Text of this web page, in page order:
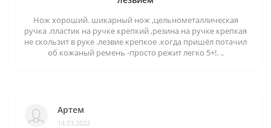
Нож хороший. шикарный нож ,цельнометаллическая
ручка .пластик на ручке крепкий ,резина на ручке крепкая
не скользит в руке .лезвие крепкое .когда пришёл потачил
об кожаный ремень -просто режит легко 5+!. ..
Артем
14.03.2022